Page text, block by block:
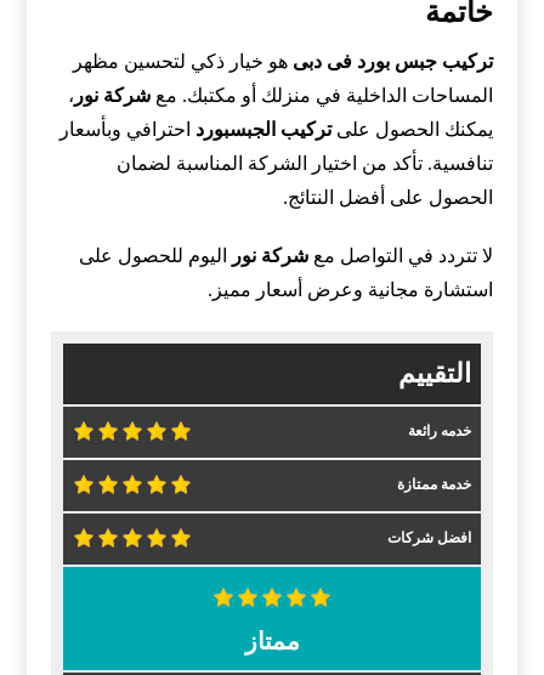
خاتمة
تركيب جبس بورد فى دبى هو خيار ذكي لتحسين مظهر
المساحات الداخلية في منزلك أو مكتبك. معشركة نور ،
يمكنك الحصول علىتركيب الجبسبورد احترافي وبأسعار
تنافسية. تأكد من اختيار الشركة المناسبة لضمان
الحصول على أفضل النتائج.
لا تتردد في التواصل معشركة نور
اليوم للحصول على
استشارة مجانية وعرض أسعار مميز.
التقييم
خدمه رائعة
خدمة ممتازة
افضل شركات
ممتاز